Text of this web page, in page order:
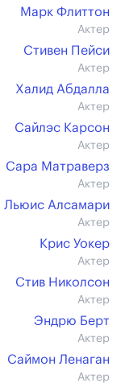
Марк Флиттон
Актер
Стивен Пейси
Актер
Халид Абдалла
Актер
Сайлэс Карсон
Актер
Сара Матраверз
Актер
Льюис Алсамари
Актер
Крис Уокер
Актер
Стив Николсон
Актер
Эндрю Берт
Актер
Саймон Ленаган
Актер